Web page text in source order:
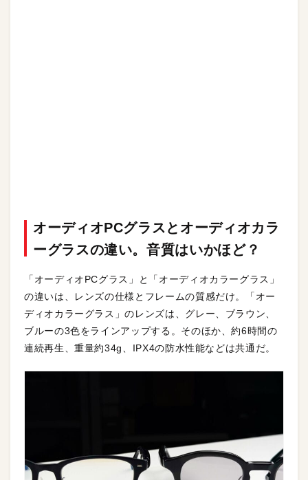
オーディオPCグラスとオーディオカラ
ーグラスの違い。音質はいかほど？
「オーディオPCグラス」と「オーディオカラーグラス」
の違いは、レンズの仕様とフレームの質感だけ。「オー
ディオカラーグラス」のレンズは、グレー、ブラウン、
ブルーの3色をラインアップする。そのほか、約6時間の
連続再生、重量約34g、IPX4の防水性能などは共通だ。